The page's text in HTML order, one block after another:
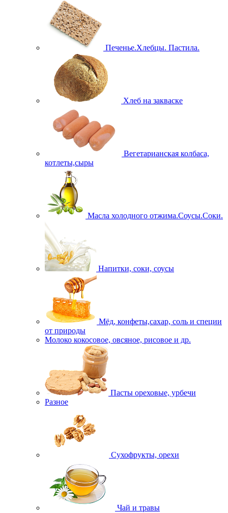
Печенье.Хлебцы. Пастила.
Хлеб на закваске
Вегетарианская колбаса,
котлеты,сыры
Масла холодного отжима.Соусы.Соки.
Напитки, соки, соусы
Мёд, конфеты,сахар, соль и специи
от природы
Молоко кокосовое, овсяное, рисовое и др.
Пасты ореховые, урбечи
Разное
Сухофрукты, орехи
Чай и травы